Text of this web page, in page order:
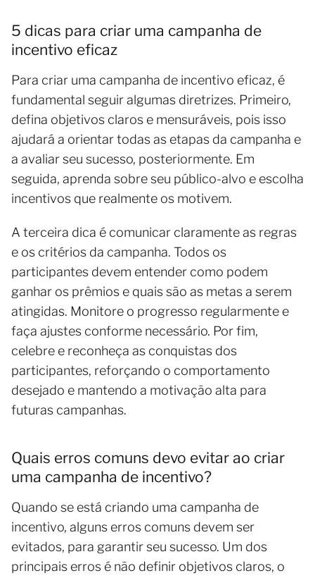
5 dicas para criar uma campanha de
incentivo eficaz
Para criar uma campanha de incentivo eficaz, é
fundamental seguir algumas diretrizes. Primeiro,
defina objetivos claros e mensuráveis, pois isso
ajudará a orientar todas as etapas da campanha e
a avaliar seu sucesso, posteriormente. Em
seguida, aprenda sobre seu público-alvo e escolha
incentivos que realmente os motivem.
A terceira dica é comunicar claramente as regras
e os critérios da campanha. Todos os
participantes devem entender como podem
ganhar os prêmios e quais são as metas a serem
atingidas. Monitore o progresso regularmente e
faça ajustes conforme necessário. Por fim,
celebre e reconheça as conquistas dos
participantes, reforçando o comportamento
desejado e mantendo a motivação alta para
futuras campanhas.
Quais erros comuns devo evitar ao criar
uma campanha de incentivo?
Quando se está criando uma campanha de
incentivo, alguns erros comuns devem ser
evitados, para garantir seu sucesso. Um dos
principais erros é não definir objetivos claros, o